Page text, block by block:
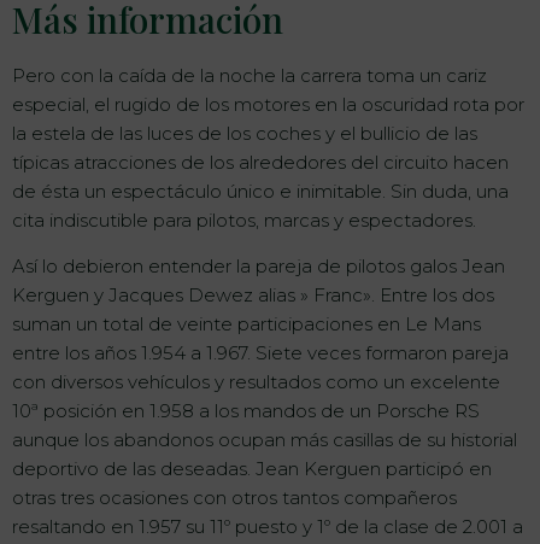
Más información
Pero con la caída de la noche la carrera toma un cariz
especial, el rugido de los motores en la oscuridad rota por
la estela de las luces de los coches y el bullicio de las
típicas atracciones de los alrededores del circuito hacen
de ésta un espectáculo único e inimitable. Sin duda, una
cita indiscutible para pilotos, marcas y espectadores.
Así lo debieron entender la pareja de pilotos galos Jean
Kerguen y Jacques Dewez alias » Franc». Entre los dos
suman un total de veinte participaciones en Le Mans
entre los años 1.954 a 1.967. Siete veces formaron pareja
con diversos vehículos y resultados como un excelente
10ª posición en 1.958 a los mandos de un Porsche RS
aunque los abandonos ocupan más casillas de su historial
deportivo de las deseadas. Jean Kerguen participó en
otras tres ocasiones con otros tantos compañeros
resaltando en 1.957 su 11º puesto y 1º de la clase de 2.001 a